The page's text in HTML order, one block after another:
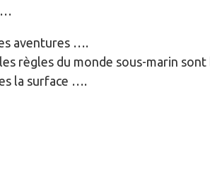
aventures ….
règles du monde sous-marin sont
la surface ….